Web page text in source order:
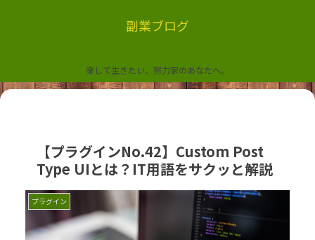
副業ブログ
楽して生きたい、努力家のあなたへ。
【プラグインNo.42】Custom Post
Type UIとは？IT用語をサクッと解説
プラグイン